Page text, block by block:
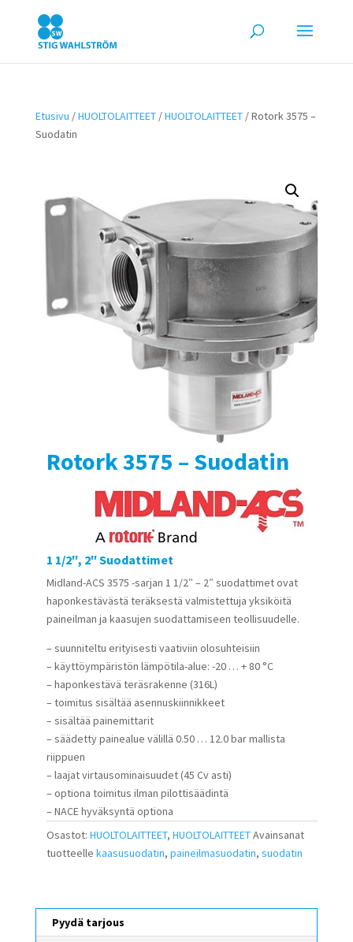
Etusivu /HUOLTOLAITTEET/HUOLTOLAITTEET/ Rotork 3575 –
Suodatin
Rotork 3575 – Suodatin
1 1/2″, 2″ Suodattimet
Midland-ACS 3575 -sarjan 1 1/2″ – 2″ suodattimet ovat
haponkestävästä teräksestä valmistettuja yksiköitä
paineilman ja kaasujen suodattamiseen teollisuudelle.
– suunniteltu erityisesti vaativiin olosuhteisiin
– käyttöympäristön lämpötila-alue: -20 … + 80 °C
– haponkestävä teräsrakenne (316L)
– toimitus sisältää asennuskiinnikkeet
– sisältää painemittarit
– säädetty painealue välillä 0.50 … 12.0 bar mallista
riippuen
– laajat virtausominaisuudet (45 Cv asti)
– optiona toimitus ilman pilottisäädintä
– NACE hyväksyntä optiona
Osastot: HUOLTOLAITTEET, HUOLTOLAITTEETAvainsanat
tuotteelle kaasusuodatin, paineilmasuodatin, suodatin
Pyydä tarjous